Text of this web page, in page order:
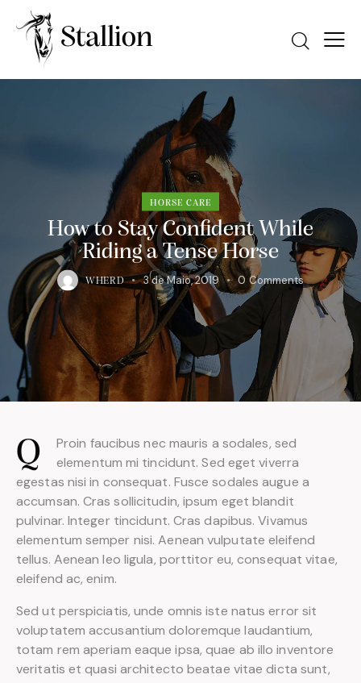
HORSE CARE
How to Stay Confident While
Riding a Tense Horse
WHERD 3 de Maio, 2019 0 Comments
Q
Proin faucibus nec mauris a sodales, sed
elementum mi tincidunt. Sed eget viverra
egestas nisi in consequat. Fusce sodales augue a
accumsan. Cras sollicitudin, ipsum eget blandit
pulvinar. Integer tincidunt. Cras dapibus. Vivamus
elementum semper nisi. Aenean vulputate eleifend
tellus. Aenean leo ligula, porttitor eu, consequat vitae,
eleifend ac, enim.
Sed ut perspiciatis, unde omnis iste natus error sit
voluptatem accusantium doloremque laudantium,
totam rem aperiam eaque ipsa, quae ab illo inventore
veritatis et quasi architecto beatae vitae dicta sunt,